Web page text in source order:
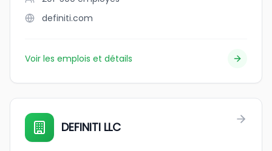
definiti.com
Voir les emplois et détails
DEFINITI LLC